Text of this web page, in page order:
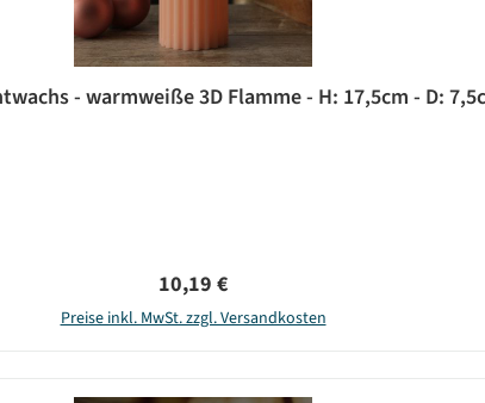
- warmweiße 3D Flamme - H: 17,5cm - D:
Regulärer Preis:
10,19 €
Preise inkl. MwSt. zzgl. Versandkosten